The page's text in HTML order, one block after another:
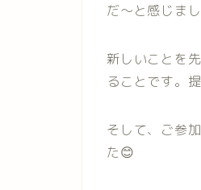
だ〜と感じまし
新しいことを
ることです。
そして、ご参
た😊